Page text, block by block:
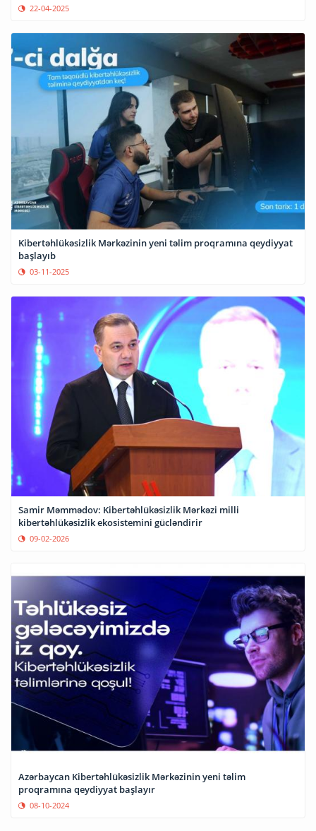
22-04-2025
Kibertəhlükəsizlik Mərkəzinin yeni təlim proqramına qeydiyyat
başlayıb
03-11-2025
Samir Məmmədov: Kibertəhlükəsizlik Mərkəzi milli
kibertəhlükəsizlik ekosistemini gücləndirir
09-02-2026
Azərbaycan Kibertəhlükəsizlik Mərkəzinin yeni təlim
proqramına qeydiyyat başlayır
08-10-2024